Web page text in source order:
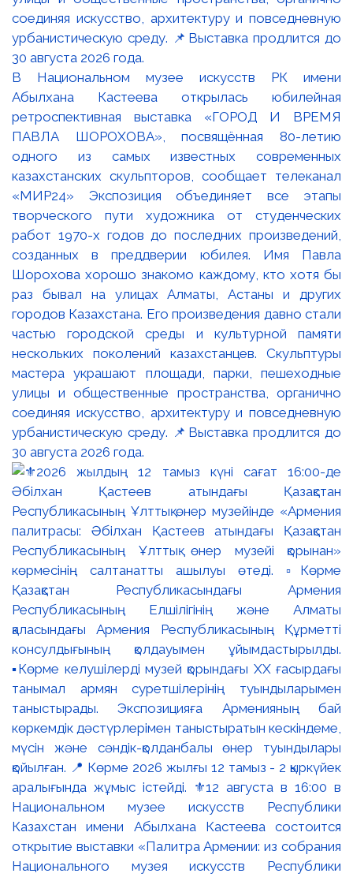
В Национальном музее искусств РК имени
Абылхана Кастеева открылась юбилейная
ретроспективная выставка «ГОРОД И ВРЕМЯ
ПАВЛА ШОРОХОВА», посвящённая 80-летию
одного из самых известных современных
казахстанских скульпторов, сообщает телеканал
«МИР24» Экспозиция объединяет все этапы
творческого пути художника от студенческих
работ 1970-х годов до последних произведений,
созданных в преддверии юбилея. Имя Павла
Шорохова хорошо знакомо каждому, кто хотя бы
раз бывал на улицах Алматы, Астаны и других
городов Казахстана. Его произведения давно стали
частью городской среды и культурной памяти
нескольких поколений казахстанцев. Скульптуры
мастера украшают площади, парки, пешеходные
улицы и общественные пространства, органично
соединяя искусство, архитектуру и повседневную
урбанистическую среду. 📌Выставка продлится до
30 августа 2026 года.